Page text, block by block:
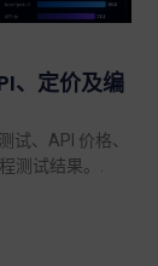
、定价及编
试、API 价格、
测试结果。.